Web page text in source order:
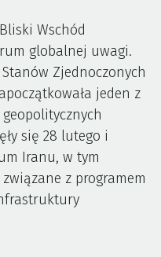
Wschód
globalnej uwagi.
Zjednoczonych
jeden z
się 28 lutego i
Iranu, w tym
z programem